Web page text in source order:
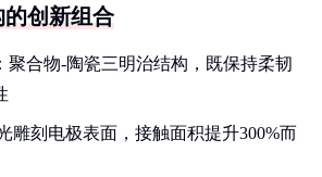
创新组合
聚合物-陶瓷三明治结构，既保持柔韧
雕刻电极表面，接触面积提升300%而